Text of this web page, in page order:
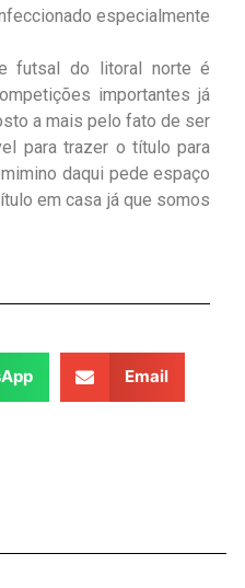
especialmente
futsal do litoral norte é
importantes já
a mais pelo fato de ser
para trazer o título para
daqui pede espaço
em casa já que somos
Email